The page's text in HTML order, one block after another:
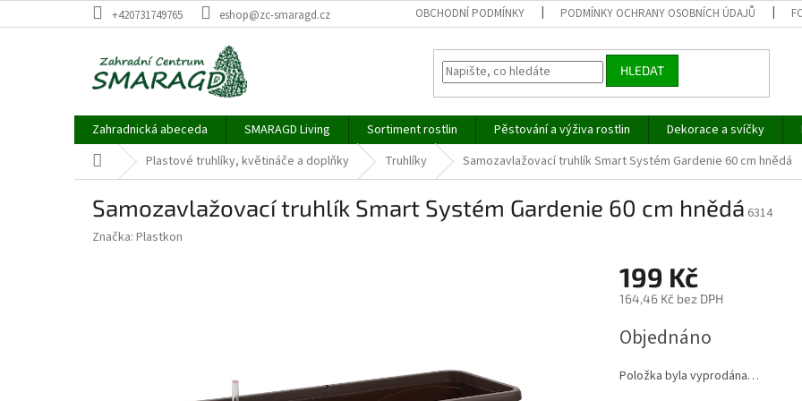
na
+420731749765 eshop@zc-smaragd.cz OBCHODNÍ PODMÍNKY PODMÍNKY OCHRANY OSOBNÍCH ÚDAJŮ
HLEDAT
Zahradnická abeceda SMARAGD Living Sortiment rostlin Pěstování a výživa rostlin Dekorace a svíčky
Domů Plastové truhlíky, květináče a doplňky Truhlíky Samozavlažovací truhlík Smart Systém Gardenie 60 cm hnědá
Samozavlažovací truhlík Smart Systém Gardenie 60 cm hnědá 6314
Značka: Plastkon
199 Kč
164,46 Kč bez DPH
cena:
Objednáno
Položka byla vyprodána…